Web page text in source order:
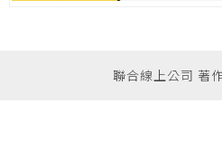
聯合線上公司 著